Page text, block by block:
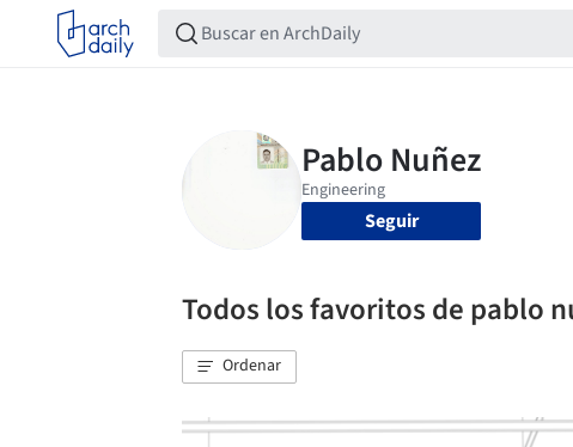
Seguir
Todos los favoritos de pablo
Ordenar